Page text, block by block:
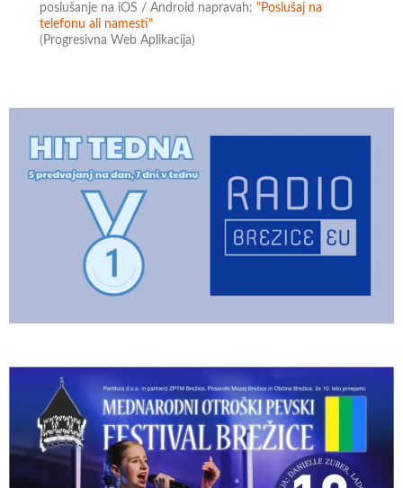
poslušanje na iOS / Android napravah:"Poslušaj na
telefonu ali namesti"
(Progresivna Web Aplikacija)